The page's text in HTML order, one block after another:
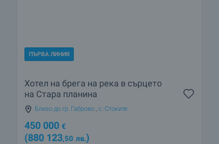
ПЪРВА ЛИНИЯ
Хотел на брега на река в сърцето
на Стара планина
Близо до гр. Габрово , с. Стоките
450 000 €
(880 123,50 лв.)